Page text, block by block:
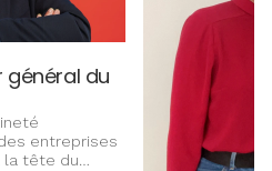
général du
entreprises
la tête du